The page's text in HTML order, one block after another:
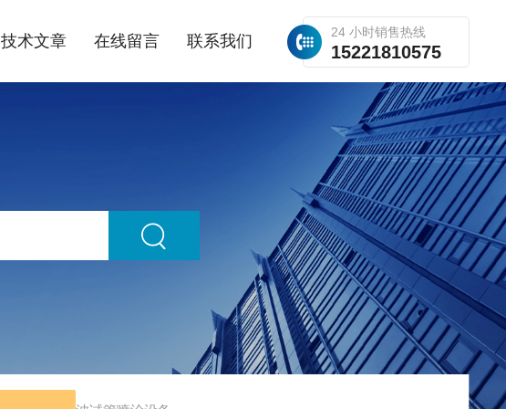
24 小时销售热线
15221810575
技术文章 在线留言 联系我们